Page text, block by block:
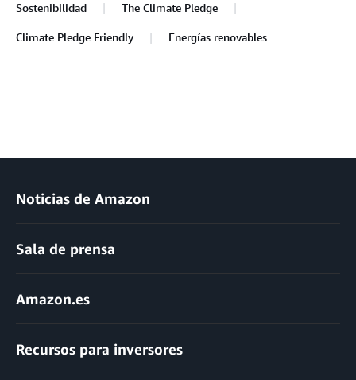
Sostenibilidad The Climate Pledge
Climate Pledge Friendly Energías renovables
Noticias de Amazon
Sala de prensa
Amazon.es
Recursos para inversores